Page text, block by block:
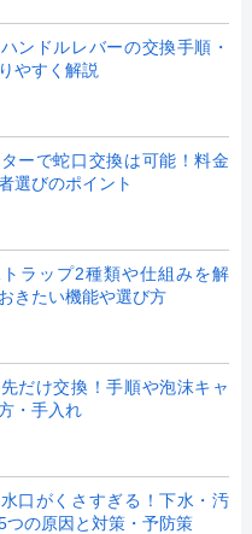
ンドルレバーの交換手順・
やすく解説
ーで蛇口交換は可能！料金
選びのポイント
ラップ2種類や仕組みを解
きたい機能や選び方
だけ交換！手順や泡沫キャ
・手入れ
口がくさすぎる！下水・汚
つの原因と対策・予防策